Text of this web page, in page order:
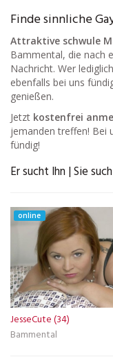
Finde sinnliche
Attraktive schwule
Bammental, die nach
Nachricht. Wer
ebenfalls bei uns
genießen.
Jetzt kostenfrei
jemanden treffen! Bei
fündig!
Er sucht Ihn | Sie
online
JesseCute (34)
Bammental